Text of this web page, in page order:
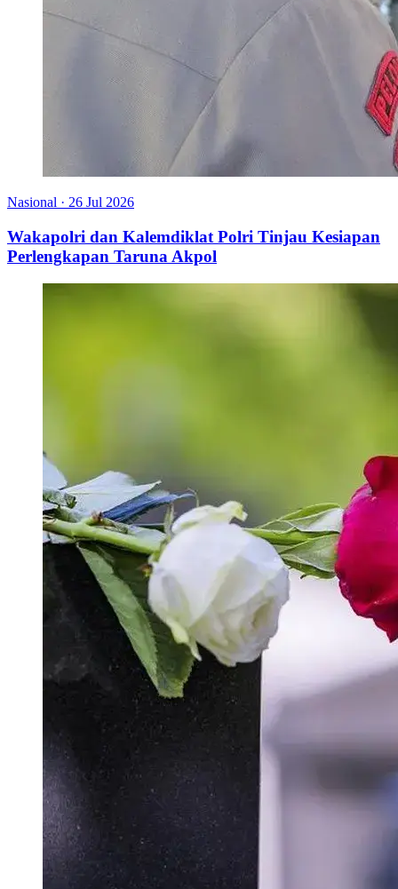
Nasional · 26 Jul 2026
Wakapolri dan Kalemdiklat Polri Tinjau Kesiapan
Perlengkapan Taruna Akpol